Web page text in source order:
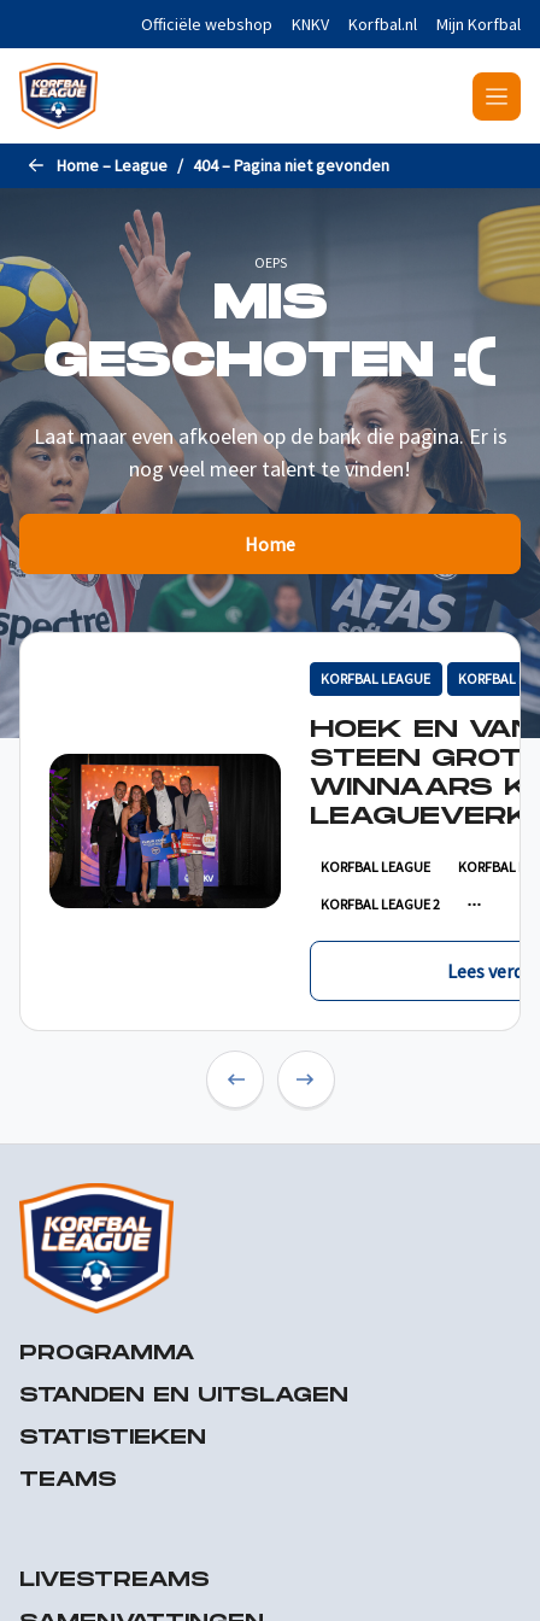
Naar de hoofdinhoud gaanOfficiële webshop KNKV Korfbal.nl Mijn Korfbal
Home – League 404 – Pagina niet gevonden
OEPS
MIS
GESCHOTEN :(
Laat maar even afkoelen op de bank die pagina. Er is
nog veel meer talent te vinden!
Home
KORFBAL LEAGUE KORFBAL
HOEK EN VAN
STEEN
WINNAARS
KORFBAL LEAGUE KORFBAL
KORFBAL LEAGUE 2
Lees verder
PROGRAMMA
STANDEN EN UITSLAGEN
STATISTIEKEN
TEAMS
LIVESTREAMS